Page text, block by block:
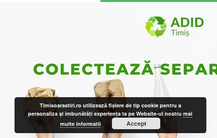
Timisoarastiri.ro utilizează fişiere de tip cookie pentru a
personaliza și îmbunătăți experiența ta pe Website-ul nostrumai
multe informatii
Accept